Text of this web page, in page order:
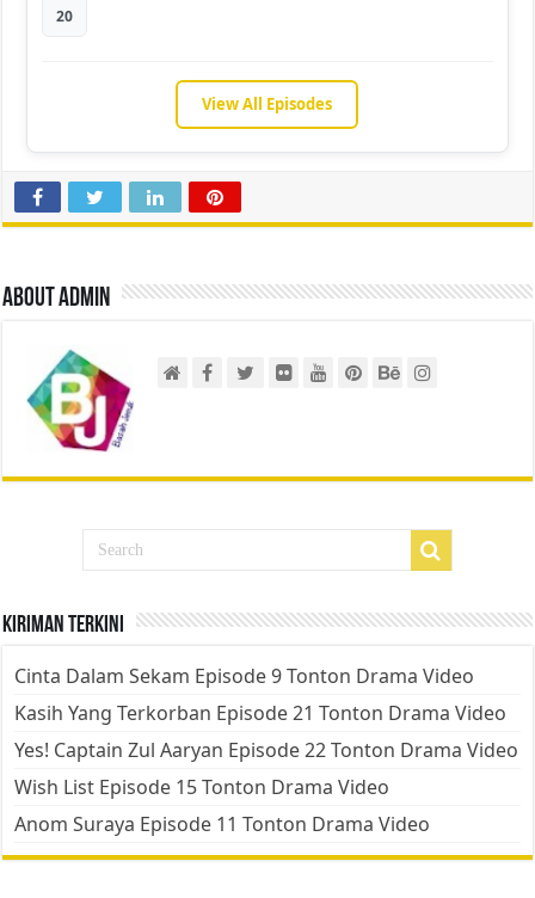
20
View All Episodes
About admin
Kiriman Terkini
Cinta Dalam Sekam Episode 9 Tonton Drama Video
Kasih Yang Terkorban Episode 21 Tonton Drama Video
Yes! Captain Zul Aaryan Episode 22 Tonton Drama Video
Wish List Episode 15 Tonton Drama Video
Anom Suraya Episode 11 Tonton Drama Video